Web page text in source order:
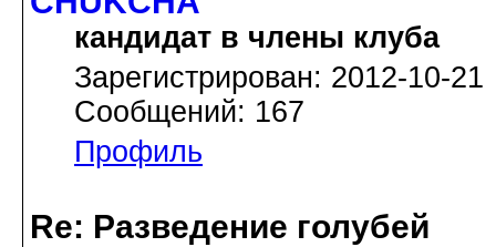
кандидат в члены клуба
Зарегистрирован: 2012-10-21
Сообщений: 167
Профиль
Re: Разведение голубей